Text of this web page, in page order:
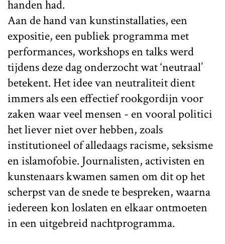
handen had.
Aan de hand van kunstinstallaties, een
expositie, een publiek programma met
performances, workshops en talks werd
tijdens deze dag onderzocht wat ‘neutraal’
betekent. Het idee van neutraliteit dient
immers als een effectief rookgordijn voor
zaken waar veel mensen - en vooral politici
het liever niet over hebben, zoals
institutioneel of alledaags racisme, seksisme
en islamofobie. Journalisten, activisten en
kunstenaars kwamen samen om dit op het
scherpst van de snede te bespreken, waarna
iedereen kon loslaten en elkaar ontmoeten
in een uitgebreid nachtprogramma.